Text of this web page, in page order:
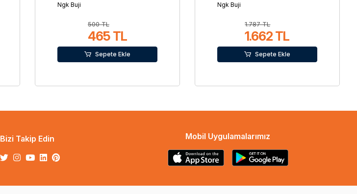
Ngk Buji
500 TL
465 TL
Sepete Ekle
Ngk Buji
1.787 TL
1.662 TL
Sepete Ekle
Bizi Takip Edin Mobil Uygulamalarımız